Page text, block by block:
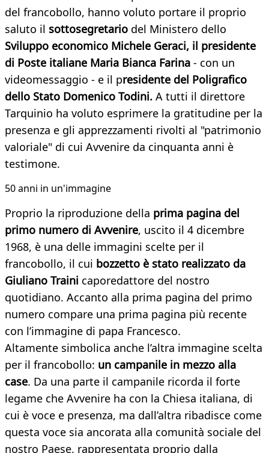
del francobollo, hanno voluto portare il proprio
saluto il sottosegretario del Ministero dello
Sviluppo economico Michele Geraci, il presidente
di Poste italiane Maria Bianca Farina - con un
videomessaggio - e il presidente del Poligrafico
dello Stato Domenico Todini. A tutti il direttore
Tarquinio ha voluto esprimere la gratitudine per la
presenza e gli apprezzamenti rivolti al "patrimonio
valoriale" di cui Avvenire da cinquanta anni è
testimone.
50 anni in un'immagine
Proprio la riproduzione della prima pagina del
primo numero di Avvenire, uscito il 4 dicembre
1968, è una delle immagini scelte per il
francobollo, il cui bozzetto è stato realizzato da
Giuliano Traini caporedattore del nostro
quotidiano. Accanto alla prima pagina del primo
numero compare una prima pagina più recente
con l’immagine di papa Francesco.
Altamente simbolica anche l’altra immagine scelta
per il francobollo: un campanile in mezzo alla
case. Da una parte il campanile ricorda il forte
legame che Avvenire ha con la Chiesa italiana, di
cui è voce e presenza, ma dall’altra ribadisce come
questa voce sia ancorata alla comunità sociale del
nostro Paese, rappresentata proprio dalla